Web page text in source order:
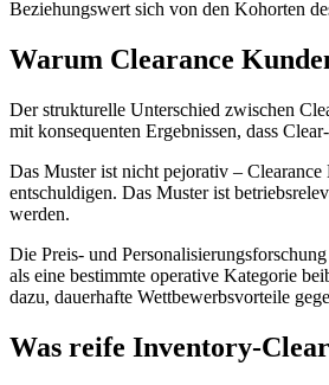
Beziehungswert sich von den Kohorten
Warum Clearance
Der strukturelle Unterschied zwischen
mit konsequenten Ergebnissen, dass
Das Muster ist nicht pejorativ –
entschuldigen. Das Muster ist
werden.
Die Preis- und
als eine bestimmte operative Kategorie
dazu, dauerhafte Wettbewerbsvorteile
Was reife Inventory-